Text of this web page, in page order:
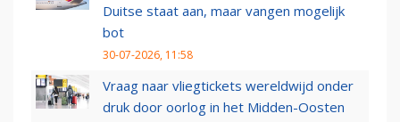
Duitse staat aan, maar vangen mogelijk
bot
30-07-2026, 11:58
Vraag naar vliegtickets wereldwijd onder
druk door oorlog in het Midden-Oosten